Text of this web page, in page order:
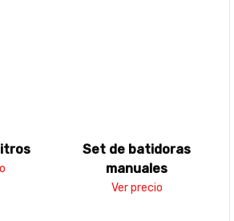
Set de batidoras
manuales
Ver precio